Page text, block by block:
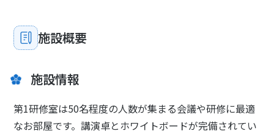
施設概要
施設情報
第1研修室は50名程度の人数が集まる会議や研修に最適
なお部屋です。講演卓とホワイトボードが完備されてい